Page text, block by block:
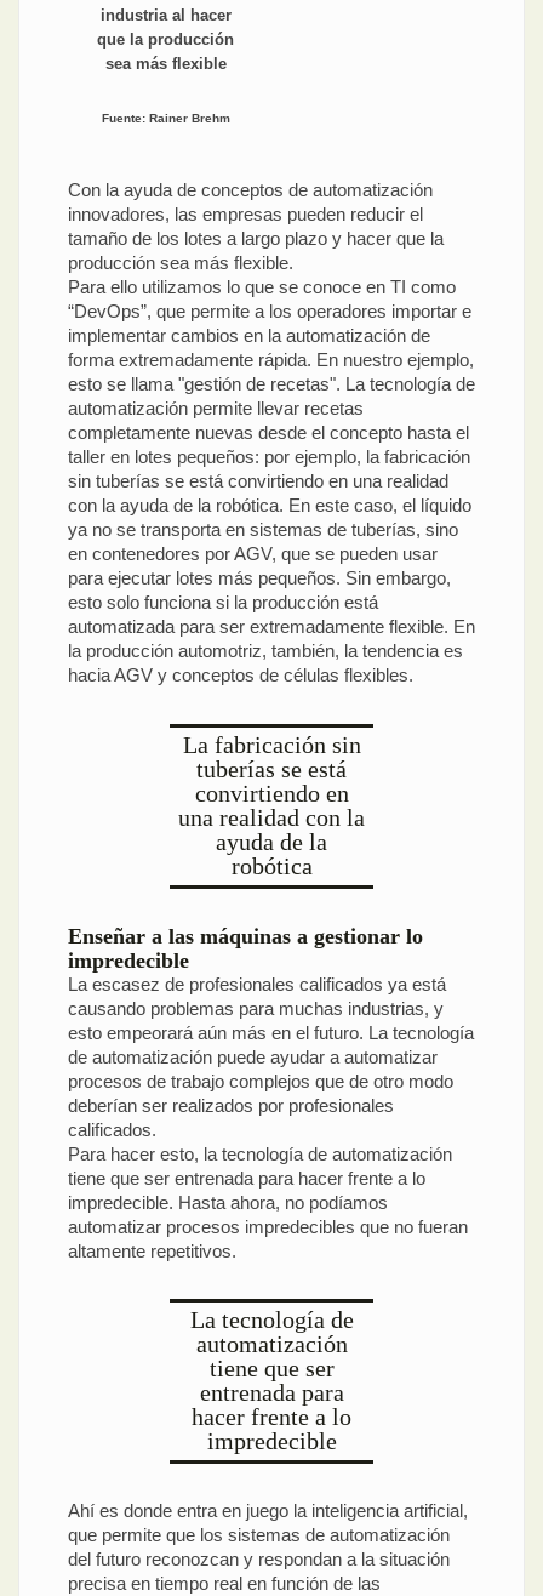
industria al hacer
que la producción
sea más flexible
Fuente: Rainer Brehm
Con la ayuda de conceptos de automatización
innovadores, las empresas pueden reducir el
tamaño de los lotes a largo plazo y hacer que la
producción sea más flexible.
Para ello utilizamos lo que se conoce en TI como
“DevOps”, que permite a los operadores importar e
implementar cambios en la automatización de
forma extremadamente rápida. En nuestro ejemplo,
esto se llama "gestión de recetas". La tecnología de
automatización permite llevar recetas
completamente nuevas desde el concepto hasta el
taller en lotes pequeños: por ejemplo, la fabricación
sin tuberías se está convirtiendo en una realidad
con la ayuda de la robótica. En este caso, el líquido
ya no se transporta en sistemas de tuberías, sino
en contenedores por AGV, que se pueden usar
para ejecutar lotes más pequeños. Sin embargo,
esto solo funciona si la producción está
automatizada para ser extremadamente flexible. En
la producción automotriz, también, la tendencia es
hacia AGV y conceptos de células flexibles.
La fabricación sin
tuberías se está
convirtiendo en
una realidad con la
ayuda de la
robótica
Enseñar a las máquinas a gestionar lo
impredecible
La escasez de profesionales calificados ya está
causando problemas para muchas industrias, y
esto empeorará aún más en el futuro. La tecnología
de automatización puede ayudar a automatizar
procesos de trabajo complejos que de otro modo
deberían ser realizados por profesionales
calificados.
Para hacer esto, la tecnología de automatización
tiene que ser entrenada para hacer frente a lo
impredecible. Hasta ahora, no podíamos
automatizar procesos impredecibles que no fueran
altamente repetitivos.
La tecnología de
automatización
tiene que ser
entrenada para
hacer frente a lo
impredecible
Ahí es donde entra en juego la inteligencia artificial,
que permite que los sistemas de automatización
del futuro reconozcan y respondan a la situación
precisa en tiempo real en función de las